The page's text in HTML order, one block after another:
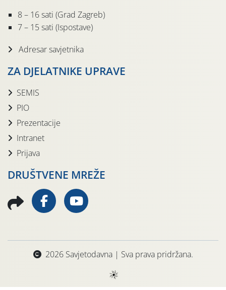
8 – 16 sati (Grad Zagreb)
7 – 15 sati (Ispostave)
Adresar savjetnika
ZA DJELATNIKE UPRAVE
SEMIS
PIO
Prezentacije
Intranet
Prijava
DRUŠTVENE MREŽE
2026 Savjetodavna | Sva prava pridržana.